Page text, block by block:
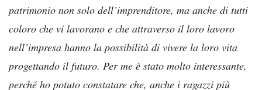
patrimonio non solo dell’imprenditore, ma anche di tutti
coloro che vi lavorano e che attraverso il loro lavoro
nell’impresa hanno la possibilità di vivere la loro vita
progettando il futuro. Per me è stato molto interessante,
perché ho potuto constatare che, anche i ragazzi più